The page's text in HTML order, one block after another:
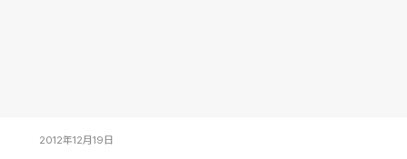
2012年12月19日